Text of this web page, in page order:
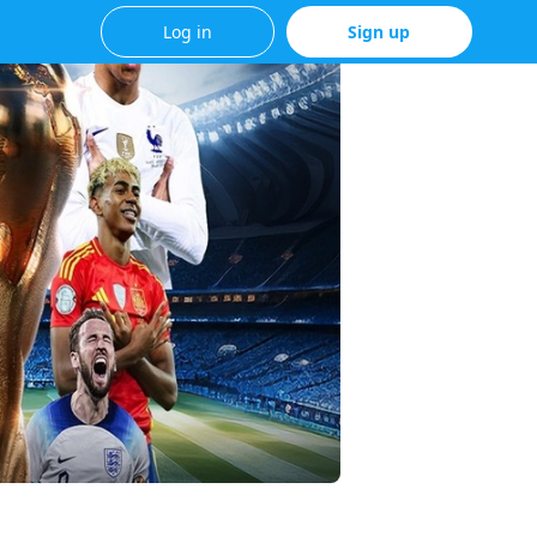
Log in Sign up